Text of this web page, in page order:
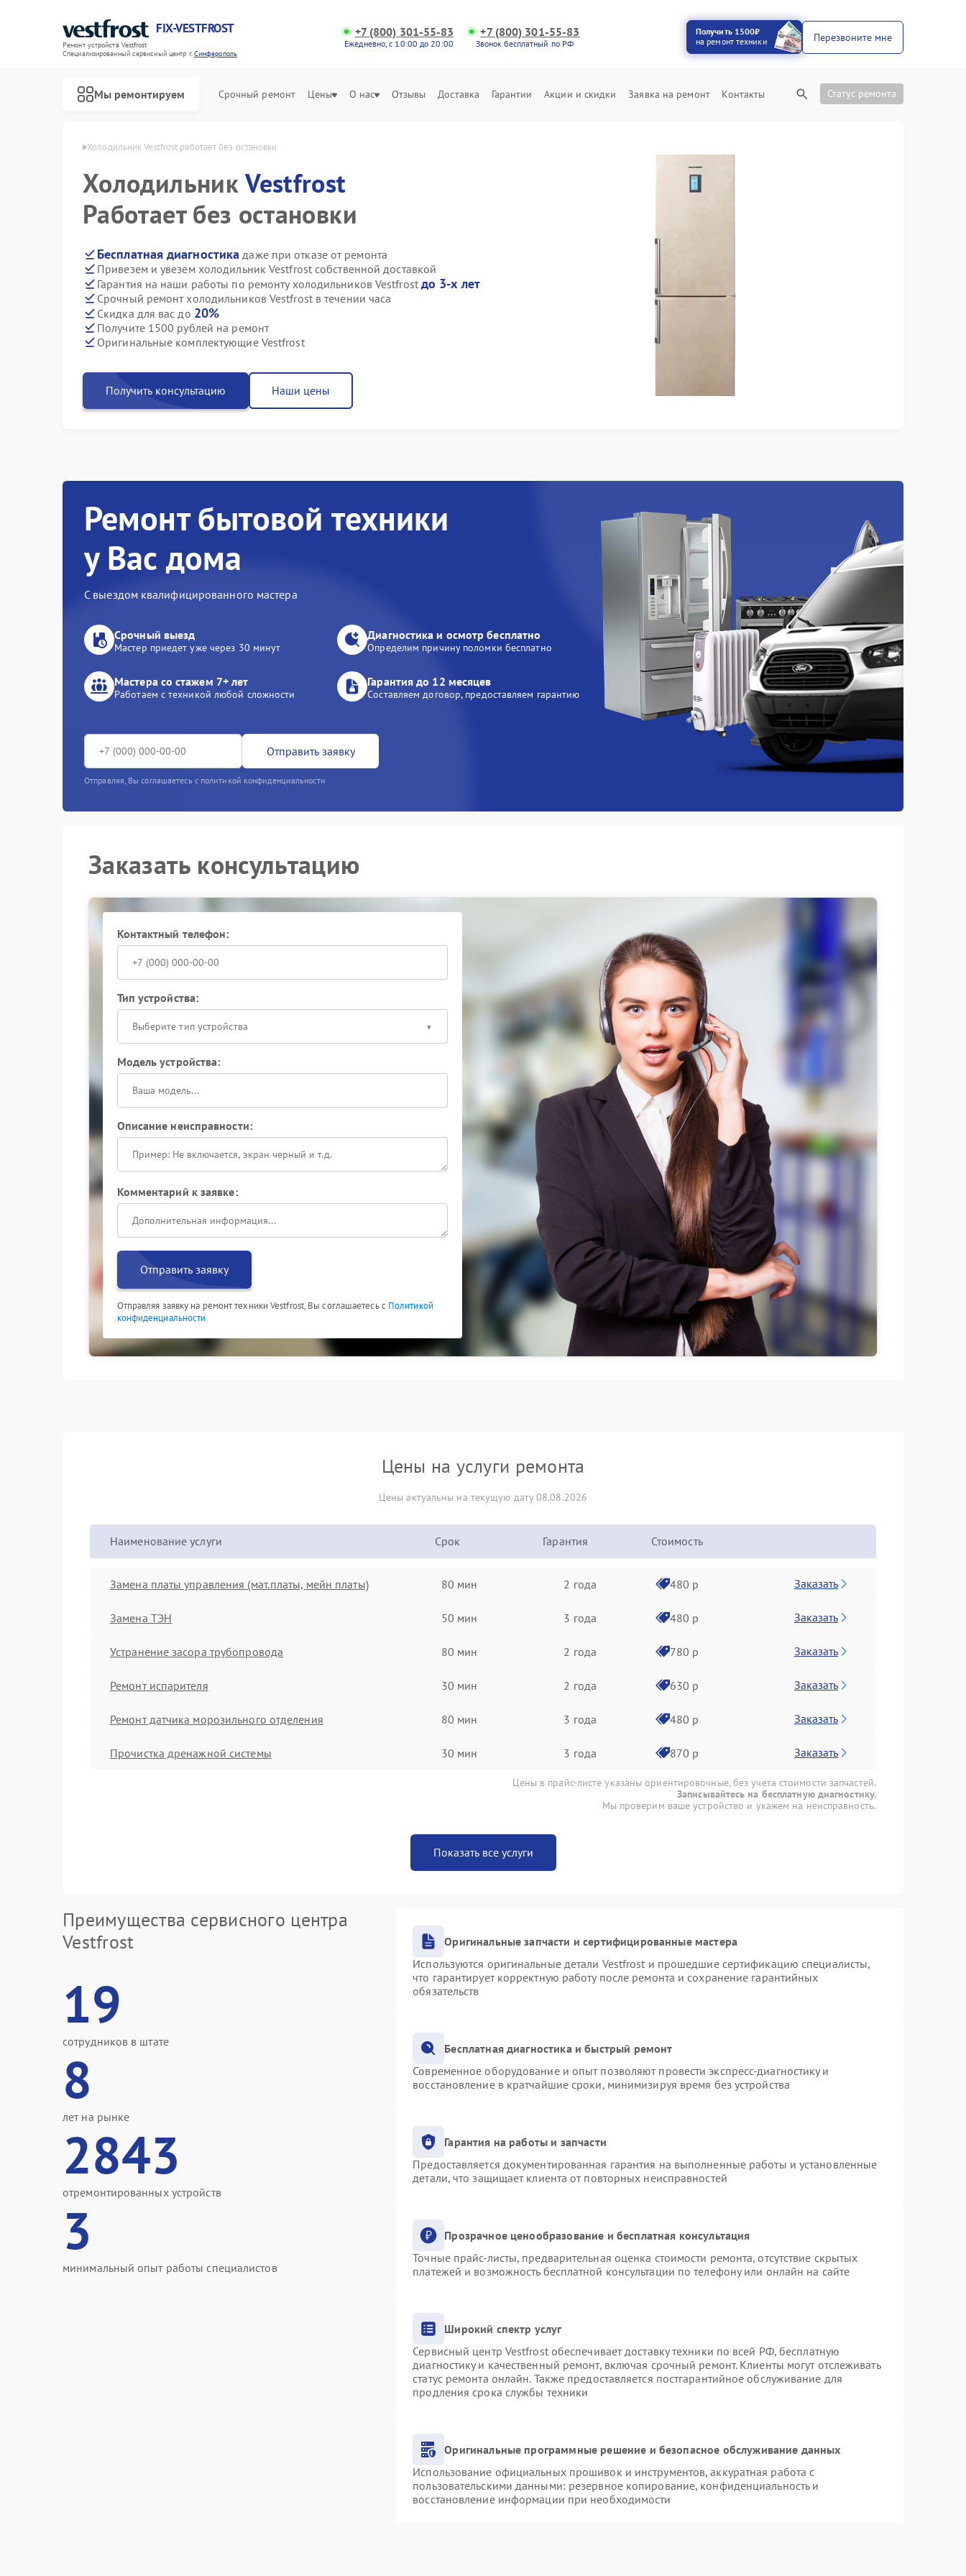
FIX-VESTFROST
Ремонт устройств Vestfrost
Специализированный cервисный центр г.Симферополь
+7 (800) 301-55-83
Ежедневно, с 10:00 до 20:00
+7 (800) 301-55-83
Звонок бесплатный по РФ
Получить 1500₽
на ремонт техники
Перезвоните мне
Мы ремонтируем Срочный ремонт Цены О нас Отзывы Доставка Гарантии Акции и скидки Заявка на ремонт Контакты Статус ремонта
в Симферополе Холодильник Vestfrost работает без остановки
ХолодильникVestfrost
Работает без остановки
Бесплатная диагностика даже при отказе от ремонта
Привезем и увезем холодильник Vestfrost собственной доставкой
Гарантия на наши работы по ремонту холодильников Vestfrost до 3-х лет
Срочный ремонт холодильников Vestfrost в течении часа
Скидка для вас до 20%
Получите 1500 рублей на ремонт
Оригинальные комплектующие Vestfrost
Получить консультацию Наши цены
Ремонт бытовой техники
у Вас дома
С выездом квалифицированного мастера
Срочный выезд
Мастер приедет уже через 30 минут
Диагностика и осмотр бесплатно
Определим причину поломки бесплатно
Мастера со стажем 7+ лет
Работаем с техникой любой сложности
Гарантия до 12 месяцев
Составляем договор, предоставляем гарантию
Отправить заявку
Отправляя, Вы соглашаетесь с политикой конфиденциальности
Заказать консультацию
Контактный телефон:
Тип устройства:
Выберите тип устройства
Модель устройства:
Описание неисправности:
Комментарий к заявке:
Отправить заявку
Отправляя заявку на ремонт техники Vestfrost, Вы соглашаетесь с Политикой
конфиденциальности
Цены на услуги ремонта
Цены актуальны на текущую дату 08.08.2026
Наименование услуги Срок Гарантия Стоимость
Замена платы управления (мат.платы, мейн платы) 80 мин 2 года 480 р Заказать
Замена ТЭН 50 мин 3 года 480 р Заказать
Устранение засора трубопровода 80 мин 2 года 780 р Заказать
Ремонт испарителя 30 мин 2 года 630 р Заказать
Ремонт датчика морозильного отделения 80 мин 3 года 480 р Заказать
Прочистка дренажной системы 30 мин 3 года 870 р Заказать
Цены в прайс-листе указаны ориентировочные, без учета стоимости запчастей.
Записывайтесь на бесплатную диагностику.
Мы проверим ваше устройство и укажем на неисправность.
Показать все услуги
Преимущества сервисного центра
Vestfrost
19
сотрудников в штате
8
лет на рынке
2843
отремонтированных устройств
3
минимальный опыт работы специалистов
Оригинальные запчасти и сертифицированные мастера
Используются оригинальные детали Vestfrost и прошедшие сертификацию специалисты,
что гарантирует корректную работу после ремонта и сохранение гарантийных
обязательств
Бесплатная диагностика и быстрый ремонт
Современное оборудование и опыт позволяют провести экспресс-диагностику и
восстановление в кратчайшие сроки, минимизируя время без устройства
Гарантия на работы и запчасти
Предоставляется документированная гарантия на выполненные работы и установленные
детали, что защищает клиента от повторных неисправностей
Прозрачное ценообразование и бесплатная консультация
Точные прайс-листы, предварительная оценка стоимости ремонта, отсутствие скрытых
платежей и возможность бесплатной консультации по телефону или онлайн на сайте
Широкий спектр услуг
Сервисный центр Vestfrost обеспечивает доставку техники по всей РФ, бесплатную
диагностику и качественный ремонт, включая срочный ремонт. Клиенты могут отслеживать
статус ремонта онлайн. Также предоставляется постгарантийное обслуживание для
продления срока службы техники
Оригинальные программные решение и безопасное обслуживание данных
Использование официальных прошивок и инструментов, аккуратная работа с
пользовательскими данными: резервное копирование, конфиденциальность и
восстановление информации при необходимости